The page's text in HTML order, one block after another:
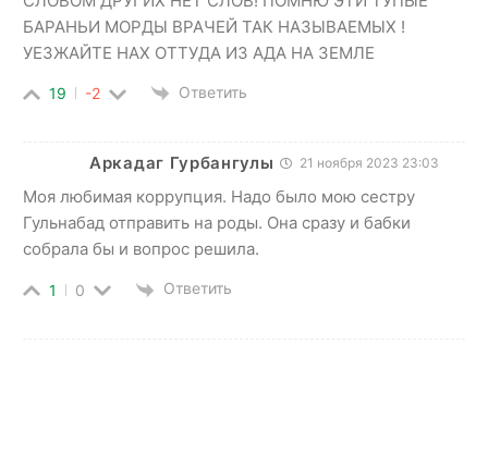
БАРАНЬИ МОРДЫ ВРАЧЕЙ ТАК НАЗЫВАЕМЫХ !
УЕЗЖАЙТЕ НАХ ОТТУДА ИЗ АДА НА ЗЕМЛЕ
19 -2 Ответить
Аркадаг Гурбангулы 21 ноября 2023 23:03
Моя любимая коррупция. Надо было мою сестру
Гульнабад отправить на роды. Она сразу и бабки
собрала бы и вопрос решила.
1 0 Ответить